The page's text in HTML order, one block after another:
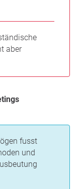
aber
fusst
und